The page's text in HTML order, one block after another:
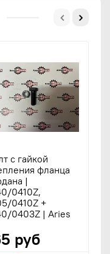
с гайкой
фланца
|
0410Z,
0410Z +
0403Z | Aries
руб